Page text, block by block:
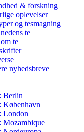
& forskning
oplevelser
og tesmagning
te
te
nyhedsbreve
Berlin
København
London
Mozambique